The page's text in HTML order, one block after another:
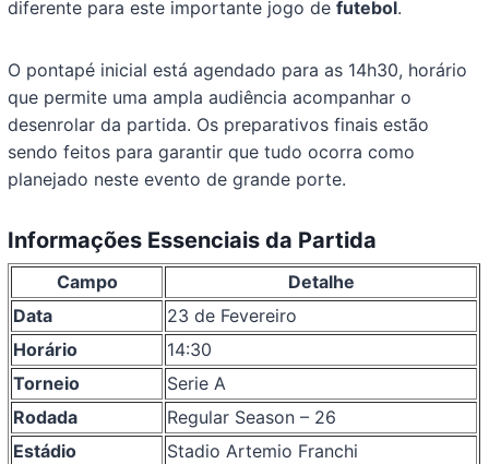
diferente para este importante jogo defutebol.
O pontapé inicial está agendado para as 14h30, horário
que permite uma ampla audiência acompanhar o
desenrolar da partida. Os preparativos finais estão
sendo feitos para garantir que tudo ocorra como
planejado neste evento de grande porte.
Informações Essenciais da Partida
Campo
Detalhe
Data
23 de Fevereiro
Horário
14:30
Torneio
Serie A
Rodada
Regular Season – 26
Estádio
Stadio Artemio Franchi